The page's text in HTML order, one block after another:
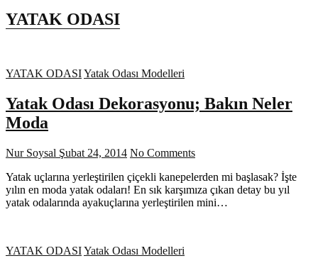
YATAK ODASI
YATAK ODASIYatak Odası Modelleri
Yatak Odası Dekorasyonu; Bakın Neler
Moda
Nur Soysal Şubat 24, 2014 No Comments
Yatak uçlarına yerleştirilen çiçekli kanepelerden mi başlasak? İşte
yılın en moda yatak odaları! En sık karşımıza çıkan detay bu yıl
yatak odalarında ayakuçlarına yerleştirilen mini…
YATAK ODASIYatak Odası Modelleri